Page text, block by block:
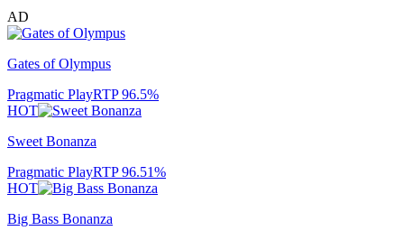
AD
Gates of Olympus
Pragmatic PlayRTP96.5%
HOT
Sweet Bonanza
Pragmatic PlayRTP96.51%
HOT
Big Bass Bonanza